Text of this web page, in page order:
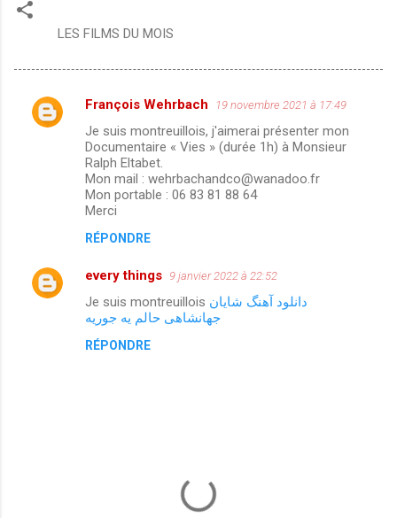
LES FILMS DU MOIS
C
a
François Wehrbach 19 novembre 2021 à 17:49
Je suis montreuillois, j'aimerai présenter mon
Documentaire « Vies » (durée 1h) à Monsieur
Ralph Eltabet.
Mon mail : wehrbachandco@wanadoo.fr
Mon portable : 06 83 81 88 64
Merci
RÉPONDRE
every things 9 janvier 2022 à 22:52
Je suis montreuillois دانلود آهنگ شایان
جهانشاهی حالم یه جوریه
RÉPONDRE